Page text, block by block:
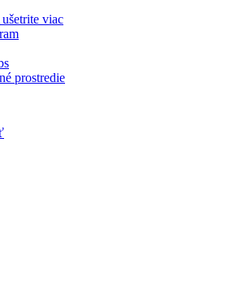
viac
prostredie